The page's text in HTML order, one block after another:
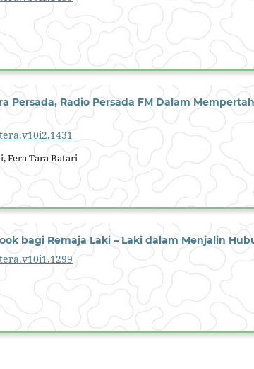
Persada, Radio Persada FM Dalam
Fera Tara Batari
bagi Remaja Laki – Laki dalam Menjalin